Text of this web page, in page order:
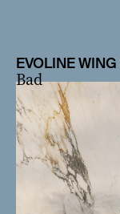
EVOLINE WING
Bad